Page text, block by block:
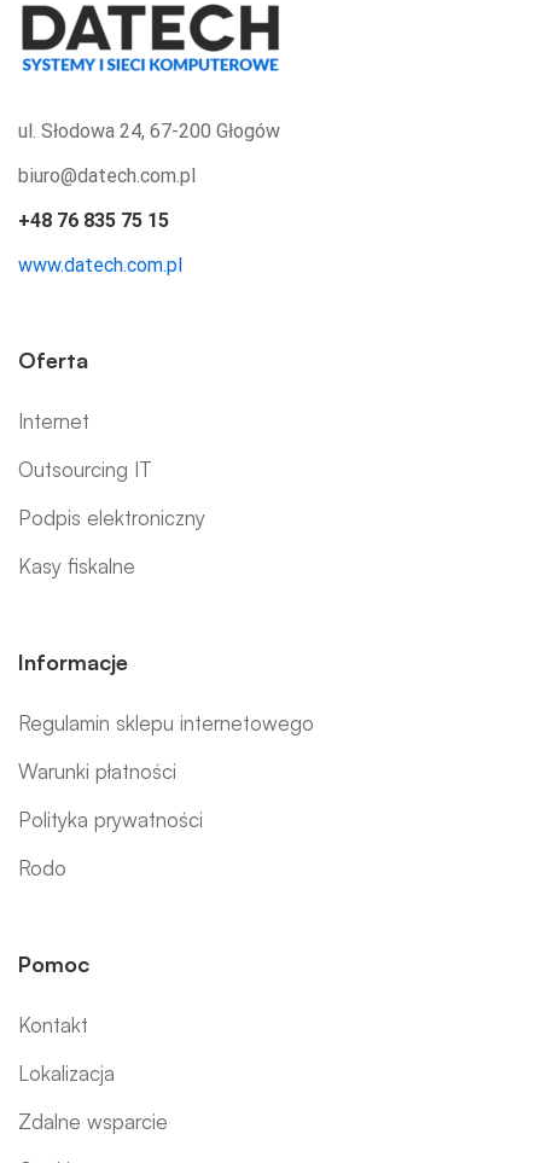
ul. Słodowa 24, 67-200 Głogów
biuro@datech.com.pl
+48 76 835 75 15
www.datech.com.pl
Oferta
Internet
Outsourcing IT
Podpis elektroniczny
Kasy fiskalne
Informacje
Regulamin sklepu internetowego
Warunki płatności
Polityka prywatności
Rodo
Pomoc
Kontakt
Lokalizacja
Zdalne wsparcie